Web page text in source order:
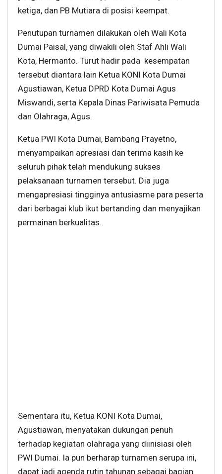
ketiga, dan PB Mutiara di posisi keempat.
Penutupan turnamen dilakukan oleh Wali Kota
Dumai Paisal, yang diwakili oleh Staf Ahli Wali
Kota, Hermanto. Turut hadir pada kesempatan
tersebut diantara lain Ketua KONI Kota Dumai
Agustiawan, Ketua DPRD Kota Dumai Agus
Miswandi, serta Kepala Dinas Pariwisata Pemuda
dan Olahraga, Agus.
Ketua PWI Kota Dumai, Bambang Prayetno,
menyampaikan apresiasi dan terima kasih ke
seluruh pihak telah mendukung sukses
pelaksanaan turnamen tersebut. Dia juga
mengapresiasi tingginya antusiasme para peserta
dari berbagai klub ikut bertanding dan menyajikan
permainan berkualitas.
Sementara itu, Ketua KONI Kota Dumai,
Agustiawan, menyatakan dukungan penuh
terhadap kegiatan olahraga yang diinisiasi oleh
PWI Dumai. Ia pun berharap turnamen serupa ini,
dapat jadi agenda rutin tahunan sebagai bagian